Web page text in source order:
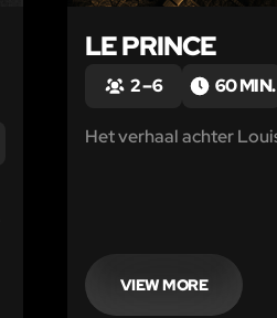
LE PRINCE
2 – 6 60 MIN.
Het verhaal achter
VIEW MORE